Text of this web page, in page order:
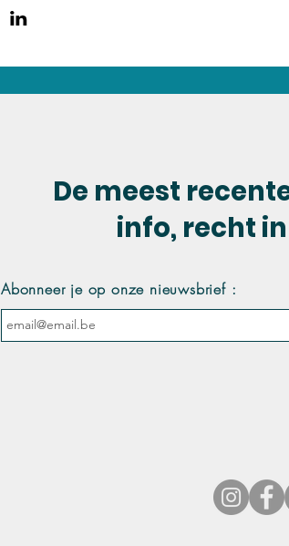
De meest
info, recht
Abonneer je op onze nieuwsbrief :